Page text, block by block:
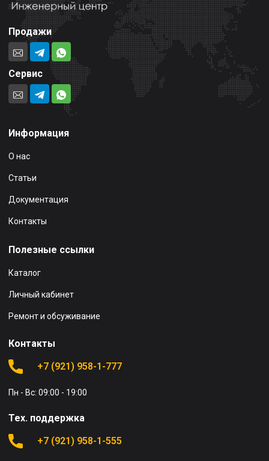
Продажи
Сервис
Информация
О нас
Статьи
Документация
Контакты
Полезные ссылки
Каталог
Личный кабинет
Ремонт и обсуживание
Контакты
+7 (921) 958-1-777
Пн - Вс: 09:00 - 19:00
Тех. поддержка
+7 (921) 958-1-555